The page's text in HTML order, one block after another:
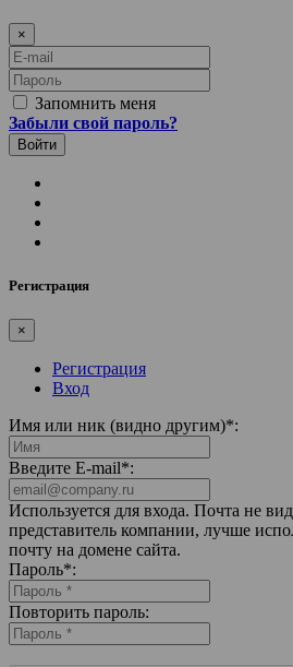
×
E-mail
Пароль
Запомнить меня
Забыли свой пароль?
Регистрация
×
Регистрация
Вход
Имя или ник (видно другим)*:
Введите E-mail*:
Используется для входа. Почта не видна
представитель компании, лучше
почту на домене сайта.
Пароль*:
Повторить пароль: